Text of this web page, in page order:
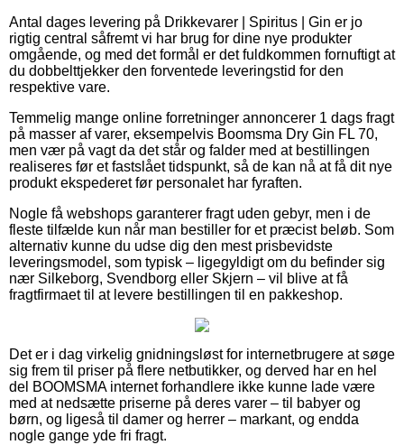
Antal dages levering på Drikkevarer | Spiritus | Gin er jo
rigtig central såfremt vi har brug for dine nye produkter
omgående, og med det formål er det fuldkommen fornuftigt at
du dobbelttjekker den forventede leveringstid for den
respektive vare.
Temmelig mange online forretninger annoncerer 1 dags fragt
på masser af varer, eksempelvis Boomsma Dry Gin FL 70,
men vær på vagt da det står og falder med at bestillingen
realiseres før et fastslået tidspunkt, så de kan nå at få dit nye
produkt ekspederet før personalet har fyraften.
Nogle få webshops garanterer fragt uden gebyr, men i de
fleste tilfælde kun når man bestiller for et præcist beløb. Som
alternativ kunne du udse dig den mest prisbevidste
leveringsmodel, som typisk – ligegyldigt om du befinder sig
nær Silkeborg, Svendborg eller Skjern – vil blive at få
fragtfirmaet til at levere bestillingen til en pakkeshop.
Det er i dag virkelig gnidningsløst for internetbrugere at søge
sig frem til priser på flere netbutikker, og derved har en hel
del BOOMSMA internet forhandlere ikke kunne lade være
med at nedsætte priserne på deres varer – til babyer og
børn, og ligeså til damer og herrer – markant, og endda
nogle gange yde fri fragt.